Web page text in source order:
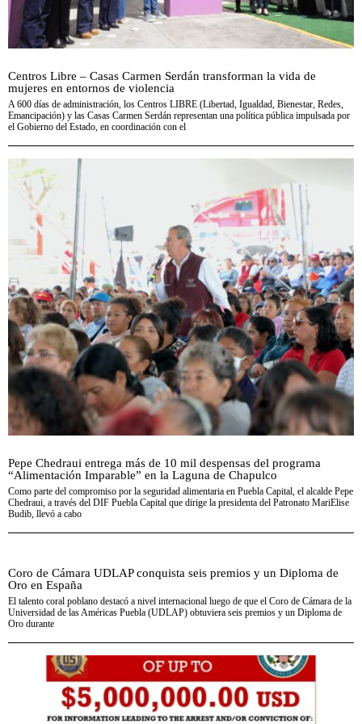
Centros Libre – Casas Carmen Serdán transforman la vida de
mujeres en entornos de violencia
A 600 días de administración, los Centros LIBRE (Libertad, Igualdad, Bienestar, Redes,
Emancipación) y las Casas Carmen Serdán representan una política pública impulsada por
el Gobierno del Estado, en coordinación con el
Pepe Chedraui entrega más de 10 mil despensas del programa
“Alimentación Imparable” en la Laguna de Chapulco
Como parte del compromiso por la seguridad alimentaria en Puebla Capital, el alcalde Pepe
Chedraui, a través del DIF Puebla Capital que dirige la presidenta del Patronato MariElise
Budib, llevó a cabo
Coro de Cámara UDLAP conquista seis premios y un Diploma de
Oro en España
El talento coral poblano destacó a nivel internacional luego de que el Coro de Cámara de la
Universidad de las Américas Puebla (UDLAP) obtuviera seis premios y un Diploma de
Oro durante